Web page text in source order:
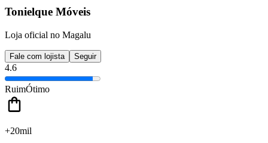
Tonielque Móveis
Loja oficial no Magalu
Fale com lojista Seguir
4.6
RuimÓtimo
+20mil